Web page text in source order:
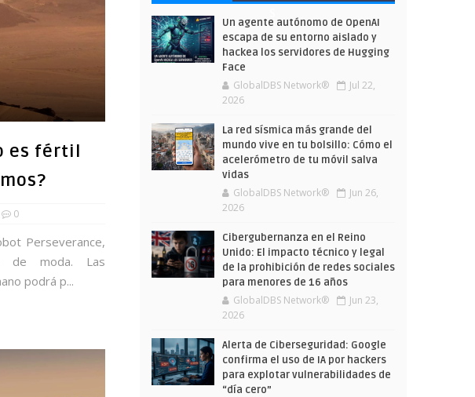
es fértil
0
Perseverance,
moda. Las
podrá p...
escribir sobre Star Wars
comprar en Shein
que te formes este verano
Un agente autónomo de OpenAI
escapa de su entorno aislado y
hackea los servidores de Hugging
Face
GlobalDBS Network®
Jul 22,
2026
La red sísmica más grande del
mundo vive en tu bolsillo: Cómo el
acelerómetro de tu móvil salva
vidas
GlobalDBS Network®
Jun 26,
2026
Cibergubernanza en el Reino
Unido: El impacto técnico y legal
de la prohibición de redes sociales
para menores de 16 años
GlobalDBS Network®
Jun 23,
2026
Alerta de Ciberseguridad: Google
confirma el uso de IA por hackers
para explotar vulnerabilidades de
“día cero”